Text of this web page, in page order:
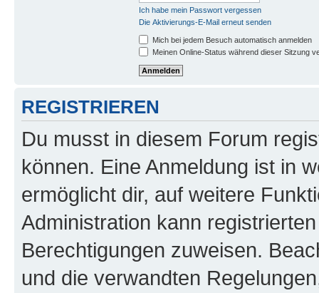
Ich habe mein Passwort vergessen
Die Aktivierungs-E-Mail erneut senden
Mich bei jedem Besuch automatisch anmelden
Meinen Online-Status während dieser Sitzung
REGISTRIEREN
Du musst in diesem Forum
können. Eine Anmeldung ist in
ermöglicht dir, auf weitere
Administration kann
Berechtigungen zuweisen.
und die verwandten